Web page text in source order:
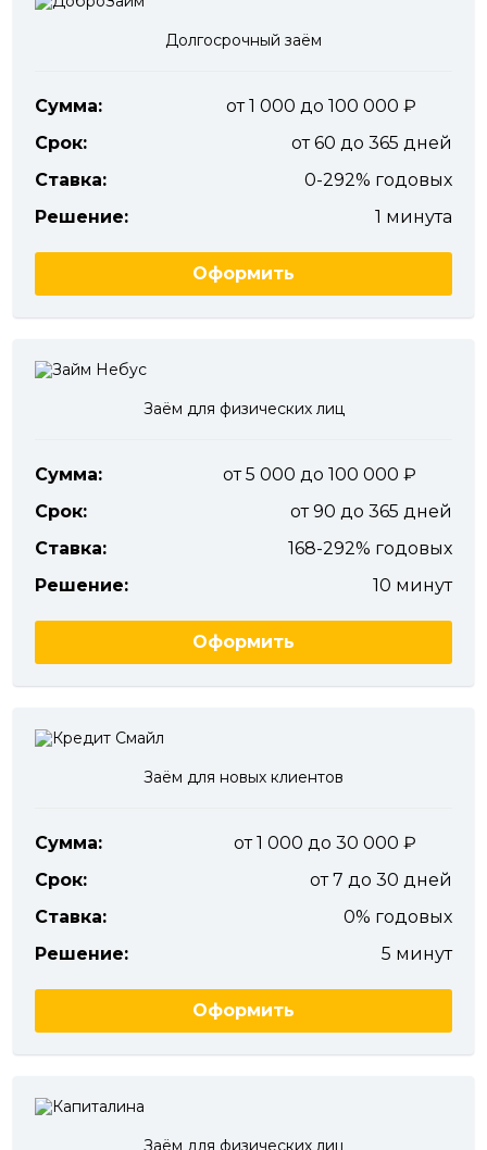
Долгосрочный заём
Сумма:
от 1 000 до 100 000
Срок:
от 60 до 365 дней
Ставка:
0-292% годовых
Решение:
1 минута
Оформить
Заём для физических лиц
Сумма:
от 5 000 до 100 000
Срок:
от 90 до 365 дней
Ставка:
168-292% годовых
Решение:
10 минут
Оформить
Заём для новых клиентов
Сумма:
от 1 000 до 30 000
Срок:
от 7 до 30 дней
Ставка:
0% годовых
Решение:
5 минут
Оформить
Заём для физических лиц